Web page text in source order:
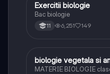
Biologie
Exercitii biologie
Bac biologie
11 6,251 149
Biologie
biologie vegetala si
MATERIE BIOLOGIE